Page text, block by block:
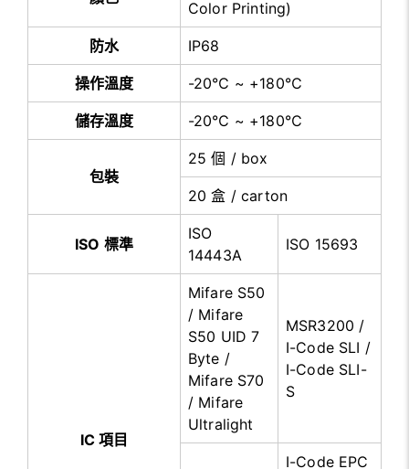
Color Printing)
防水 IP68
操作溫度 -20℃ ~ +180℃
儲存溫度 -20℃ ~ +180℃
包裝
25 個 / box
20 盒 / carton
ISO 標準
ISO
14443A
ISO 15693
IC 項目
Mifare S50
/ Mifare
S50 UID 7
Byte /
Mifare S70
/ Mifare
Ultralight
MSR3200 /
I-Code SLI /
I-Code SLI-
S
I-Code EPC